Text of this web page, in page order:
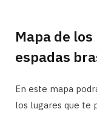
Mapa de
espadas
En este mapa
los lugares que te